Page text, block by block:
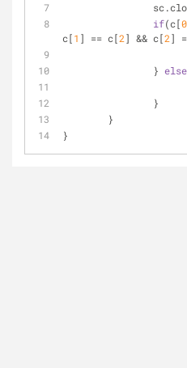
if(c[0
c[1 ] == c[2] && c[2]
		}
else
		}
	}
}